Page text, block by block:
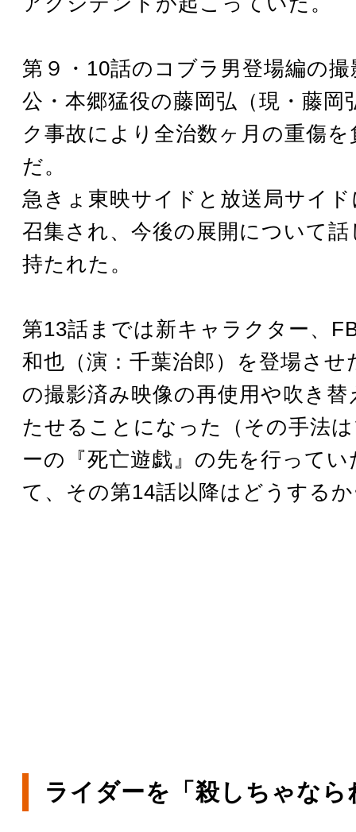
第９・10話のコブラ男登場編の
公・本郷猛役の藤岡弘（現・藤岡
ク事故により全治数ヶ月の重傷
だ。
急きょ東映サイドと放送局サイ
召集され、今後の展開について
持たれた。
第13話までは新キャラクター、
和也（演：千葉治郎）を登場させ
の撮影済み映像の再使用や吹き
たせることになった（その手法
ーの『死亡遊戯』の先を行って
て、その第14話以降はどうする
ライダーを「殺しちゃな